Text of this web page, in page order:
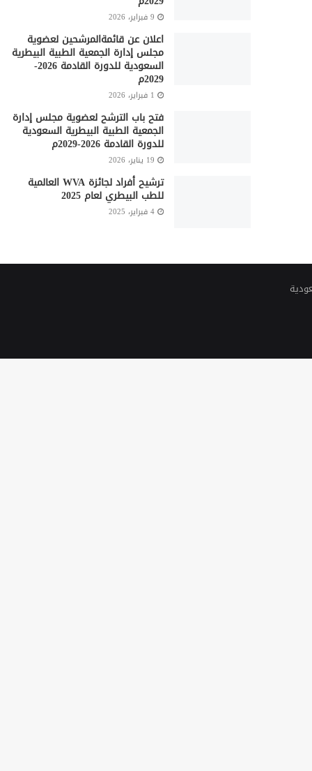
9 فبراير، 2026
اعلان عن قائمةالمرشحين لعضوية
مجلس إدارة الجمعية الطبية البيطرية
السعودية للدورة القادمة 2026-
2029م
1 فبراير، 2026
فتح باب الترشح لعضوية مجلس إدارة
الجمعية الطبية البيطرية السعودية
للدورة القادمة 2026-2029م
19 يناير، 2026
ترشيح أفراد لجائزة WVA العالمية
للطب البيطري لعام 2025
4 فبراير، 2025